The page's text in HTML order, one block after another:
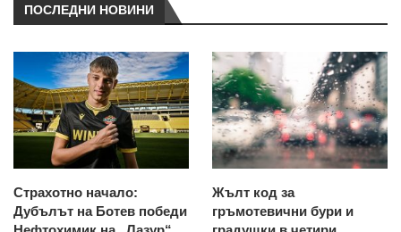
ПОСЛЕДНИ НОВИНИ
Страхотно начало:
Дубълът на Ботев победи
Жълт код за
гръмотевични бури и